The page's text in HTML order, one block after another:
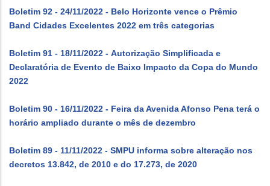
Boletim 92 - 24/11/2022 - Belo Horizonte vence o Prêmio
Band Cidades Excelentes 2022 em três categorias
Boletim 91 - 18/11/2022 - Autorização Simplificada e
Declaratória de Evento de Baixo Impacto da Copa do Mundo
2022
Boletim 90 - 16/11/2022 - Feira da Avenida Afonso Pena terá o
horário ampliado durante o mês de dezembro
Boletim 89 - 11/11/2022 - SMPU informa sobre alteração nos
decretos 13.842, de 2010 e do 17.273, de 2020